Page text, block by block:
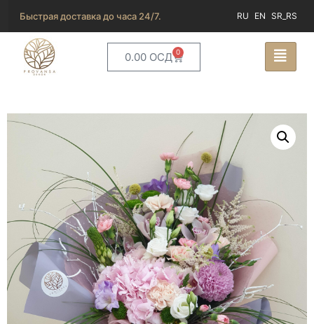
Быстрая доставка до часа 24/7. RU EN SR_RS
0.00 ОСД 0